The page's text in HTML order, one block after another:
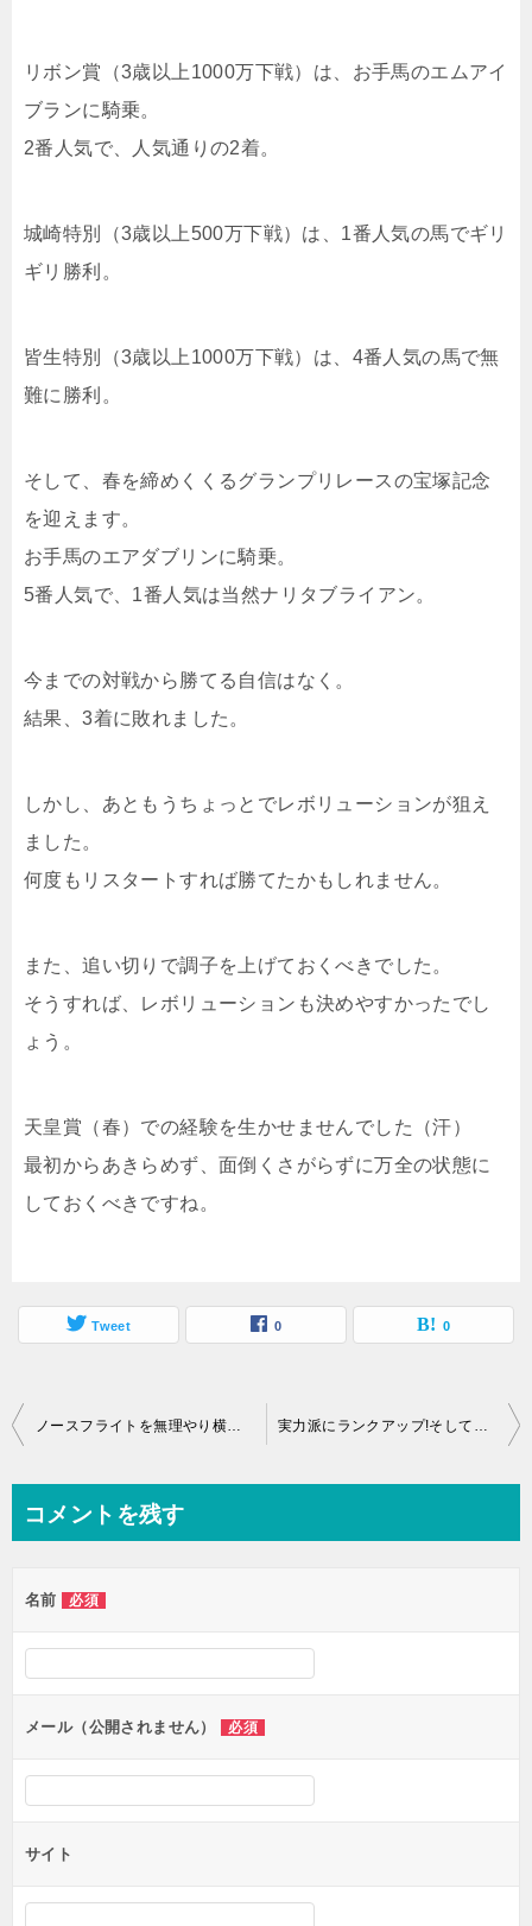
リボン賞（3歳以上1000万下戦）は、お手馬のエムアイ
ブランに騎乗。
2番人気で、人気通りの2着。
城崎特別（3歳以上500万下戦）は、1番人気の馬でギリ
ギリ勝利。
皆生特別（3歳以上1000万下戦）は、4番人気の馬で無
難に勝利。
そして、春を締めくくるグランプリレースの宝塚記念
を迎えます。
お手馬のエアダブリンに騎乗。
5番人気で、1番人気は当然ナリタブライアン。
今までの対戦から勝てる自信はなく。
結果、3着に敗れました。
しかし、あともうちょっとでレボリューションが狙え
ました。
何度もリスタートすれば勝てたかもしれません。
また、追い切りで調子を上げておくべきでした。
そうすれば、レボリューションも決めやすかったでし
ょう。
天皇賞（春）での経験を生かせませんでした（汗）
最初からあきらめず、面倒くさがらずに万全の状態に
しておくべきですね。
Tweet 0 0
投
ビ
ー
シ
ン
ノースフライトを無理やり横取りしました 実力派にランクアップ!そして海外レースに騎乗可能になりました
コメントを残す
名前 必須
メール（公開されません） 必須
サイト